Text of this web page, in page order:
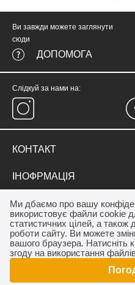
Ми дбаємо про вашу
використовує файли cookie
статистичних цілей, а також
роботи сайту. Ви можете
вашого браузера. Натисніть
згоду на використання
Ви завжди можете заглянути
сюди
ДОПОМОГА
Слідкуй за нами на:
КОНТАКТ
medicinewear@gmail.com
ІНОФРМАЦІЯ
Контакт
Франшиза салону MEDICINE
ДЛЯ КЛІЄНТА
Акції
Програма лояльності
Дропшиппінг
ОПЛАТА / ДОСТАВКА
Як купити
Договір публічної оферти